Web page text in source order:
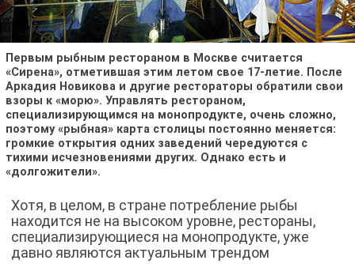
Первым рыбным рестораном в Москве считается
«Сирена», отметившая этим летом свое 17-летие. После
Аркадия Новикова и другие рестораторы обратили свои
взоры к «морю». Управлять рестораном,
специализирующимся на монопродукте, очень сложно,
поэтому «рыбная» карта столицы постоянно меняется:
громкие открытия одних заведений чередуются с
тихими исчезновениями других. Однако есть и
«долгожители».
Хотя, в целом, в стране потребление рыбы
находится не на высоком уровне, рестораны,
специализирующиеся на монопродукте, уже
давно являются актуальным трендом